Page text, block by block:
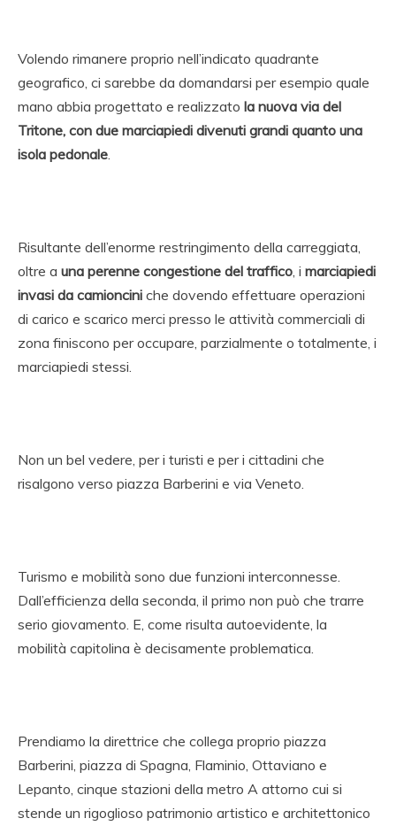
Volendo rimanere proprio nell’indicato quadrante
geografico, ci sarebbe da domandarsi per esempio quale
mano abbia progettato e realizzato la nuova via del
Tritone, con due marciapiedi divenuti grandi quanto una
isola pedonale.
Risultante dell’enorme restringimento della carreggiata,
oltre a una perenne congestione del traffico, i marciapiedi
invasi da camioncini che dovendo effettuare operazioni
di carico e scarico merci presso le attività commerciali di
zona finiscono per occupare, parzialmente o totalmente, i
marciapiedi stessi.
Non un bel vedere, per i turisti e per i cittadini che
risalgono verso piazza Barberini e via Veneto.
Turismo e mobilità sono due funzioni interconnesse.
Dall’efficienza della seconda, il primo non può che trarre
serio giovamento. E, come risulta autoevidente, la
mobilità capitolina è decisamente problematica.
Prendiamo la direttrice che collega proprio piazza
Barberini, piazza di Spagna, Flaminio, Ottaviano e
Lepanto, cinque stazioni della metro A attorno cui si
stende un rigoglioso patrimonio artistico e architettonico